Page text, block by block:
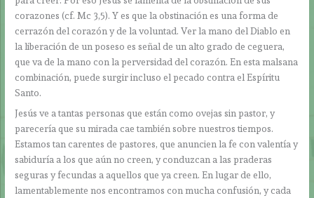
corazones (cf. Mc 3,5). Y es que la obstinación es una forma de
cerrazón del corazón y de la voluntad. Ver la mano del Diablo en
la liberación de un poseso es señal de un alto grado de ceguera,
que va de la mano con la perversidad del corazón. En esta malsana
combinación, puede surgir incluso el pecado contra el Espíritu
Santo.
Jesús ve a tantas personas que están como ovejas sin pastor, y
parecería que su mirada cae también sobre nuestros tiempos.
Estamos tan carentes de pastores, que anuncien la fe con valentía y
sabiduría a los que aún no creen, y conduzcan a las praderas
seguras y fecundas a aquellos que ya creen. En lugar de ello,
lamentablemente nos encontramos con mucha confusión, y cada